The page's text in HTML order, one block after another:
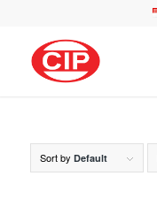
Sort by Default